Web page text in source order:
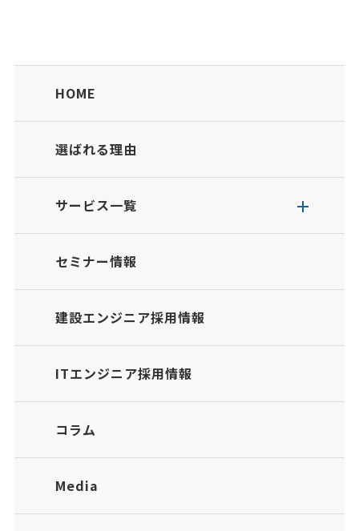
HOME
選ばれる理由
サービス一覧
セミナー情報
建設エンジニア採用情報
ITエンジニア採用情報
コラム
Media